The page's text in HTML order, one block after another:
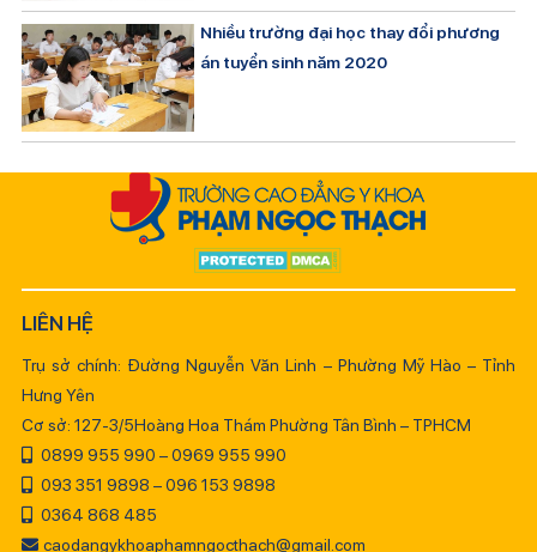
Nhiều trường đại học thay đổi phương
án tuyển sinh năm 2020
LIÊN HỆ
Trụ sở chính: Đường Nguyễn Văn Linh – Phường Mỹ Hào – Tỉnh
Hưng Yên
Cơ sở: 127-3/5Hoàng Hoa Thám Phường Tân Bình – TPHCM
0899 955 990 – 0969 955 990
093 351 9898 – 096 153 9898
0364 868 485
caodangykhoaphamngocthach@gmail.com